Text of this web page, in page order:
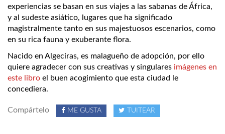
experiencias se basan en sus viajes a las sabanas de África,
y al sudeste asiático, lugares que ha significado
magistralmente tanto en sus majestuosos escenarios, como
en su rica fauna y exuberante flora.
Nacido en Algeciras, es malagueño de adopción, por ello
quiere agradecer con sus creativas y singulares imágenes en
este libro el buen acogimiento que esta ciudad le
concediera.
Compártelo ME GUSTA TUITEAR